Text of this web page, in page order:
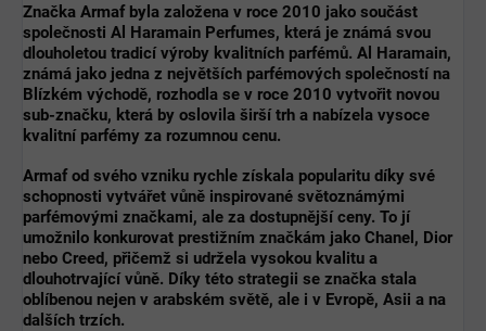
Značka Armaf byla založena v roce 2010 jako součást
společnosti Al Haramain Perfumes, která je známá svou
dlouholetou tradicí výroby kvalitních parfémů. Al Haramain,
známá jako jedna z největších parfémových společností na
Blízkém východě, rozhodla se v roce 2010 vytvořit novou
sub-značku, která by oslovila širší trh a nabízela vysoce
kvalitní parfémy za rozumnou cenu.
Armaf od svého vzniku rychle získala popularitu díky své
schopnosti vytvářet vůně inspirované světoznámými
parfémovými značkami, ale za dostupnější ceny. To jí
umožnilo konkurovat prestižním značkám jako Chanel, Dior
nebo Creed, přičemž si udržela vysokou kvalitu a
dlouhotrvající vůně. Díky této strategii se značka stala
oblíbenou nejen v arabském světě, ale i v Evropě, Asii a na
dalších trzích.